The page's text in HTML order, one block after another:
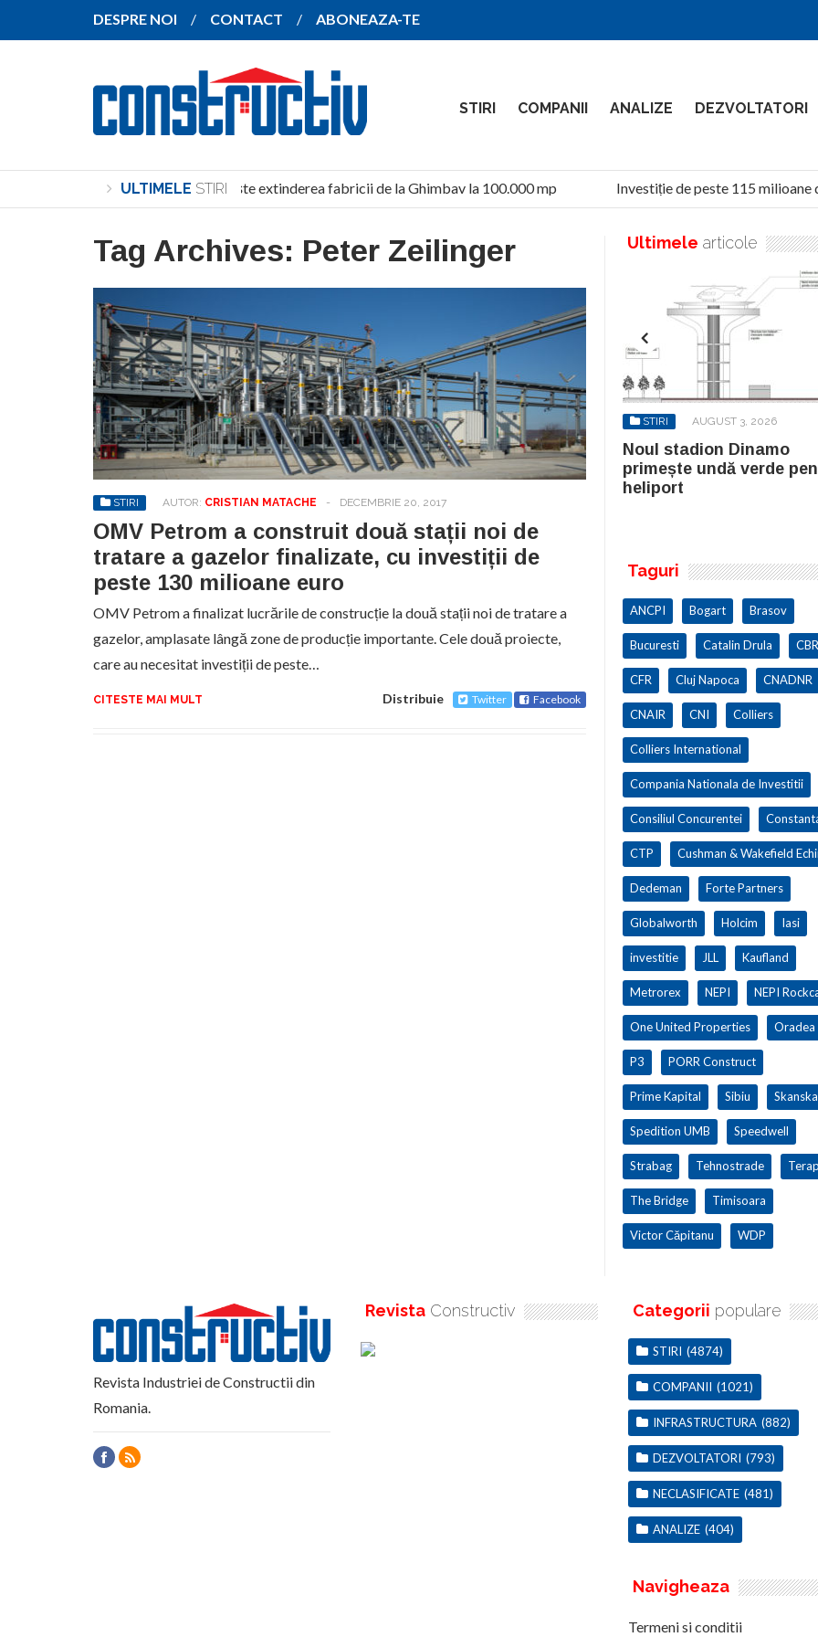
DESPRE NOI CONTACT ABONEAZA-TE
STIRI COMPANII ANALIZE DEZVOLTATORI
ULTIMELE STIRI
SANY pregătește extinderea fabricii de la Ghimbav la 100.000 mp Investiție de peste 115 milioane
Tag Archives: Peter Zeilinger
STIRI AUTOR: CRISTIAN MATACHE - DECEMBRIE 20, 2017
OMV Petrom a construit două stații noi de
tratare a gazelor finalizate, cu investiții de
peste 130 milioane euro
OMV Petrom a finalizat lucrările de construcție la două stații noi de tratare a
gazelor, amplasate lângă zone de producție importante. Cele două proiecte,
care au necesitat investiții de peste…
CITESTE MAI MULT Distribuie Twitter Facebook
Ultimele articole
STIRI AUGUST 3, 2026
Noul stadion Dinamo
primește undă verde pentru
STIRI AUGUST 3, 2026
Noul stadion Dinamo
primește undă verde
heliport
Taguri
ANCPI Bogart Brasov
Bucuresti Catalin Drula
CFR Cluj Napoca CNADNR
CNAIR CNI Colliers
Colliers International
Compania Nationala de Investitii
Consiliul Concurentei
CTP Cushman & Wakefield
Dedeman Forte Partners
Globalworth Holcim Iasi
investitie JLL Kaufland
Metrorex NEPI NEPI
One United Properties Oradea
P3 PORR Construct
Prime Kapital Sibiu Skanska
Spedition UMB Speedwell
Strabag Tehnostrade
The Bridge Timisoara
Victor Căpitanu WDP
Revista Industriei de Constructii din
Romania.
Revista Constructiv Categorii populare
STIRI (4874)
COMPANII (1021)
INFRASTRUCTURA (882)
DEZVOLTATORI (793)
NECLASIFICATE (481)
ANALIZE (404)
Navigheaza
Termeni si conditii